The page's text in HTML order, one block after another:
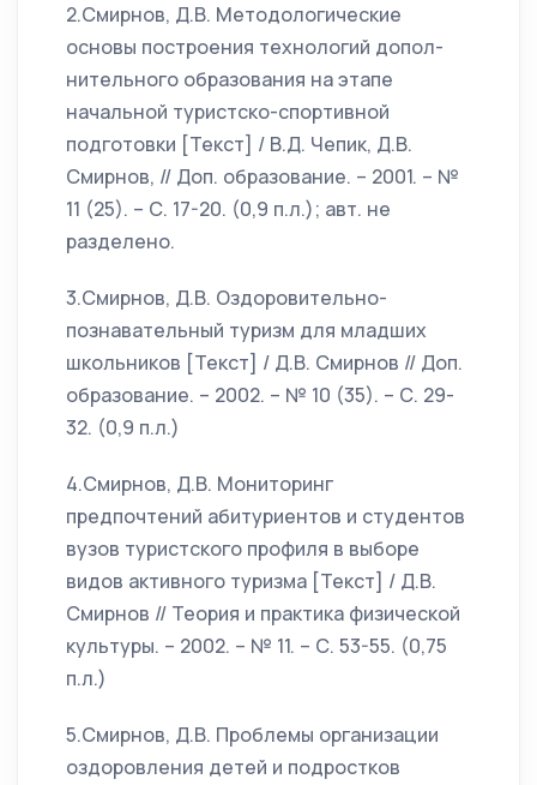
2.Смирнов, Д.В. Методологические
основы построения технологий допол-
нительного образования на этапе
начальной туристско-спортивной
подготовки [Текст] / В.Д. Чепик, Д.В.
Смирнов, // Доп. образование. – 2001. – №
11 (25). – С. 17-20. (0,9 п.л.); авт. не
разделено.
3.Смирнов, Д.В. Оздоровительно-
познавательный туризм для младших
школьников [Текст] / Д.В. Смирнов // Доп.
образование. – 2002. – № 10 (35). – С. 29-
32. (0,9 п.л.)
4.Смирнов, Д.В. Мониторинг
предпочтений абитуриентов и студентов
вузов туристского профиля в выборе
видов активного туризма [Текст] / Д.В.
Смирнов // Теория и практика физической
культуры. – 2002. – № 11. – С. 53-55. (0,75
п.л.)
5.Смирнов, Д.В. Проблемы организации
оздоровления детей и подростков